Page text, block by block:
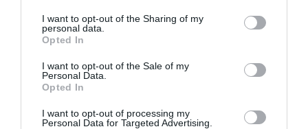
I want to opt-out of the Sharing of my
personal data.
Opted In
I want to opt-out of the Sale of my
Personal Data.
Opted In
I want to opt-out of processing my
Personal Data for Targeted Advertising.
φορμαλιστικός συγγραφέας της γενιάς του. Κύρια
επίδραση στο έργο αυτό είχαν η Άουρα του Κάρλος
Εγκλήματα της οδού Μοργκ του Έντγκαρ Άλλαν Πόε. Τα
λόγια του ίδιου του Σάδα είναι χαρακτηριστικά για το
ύφος που επέλεξε να ακολουθήσει πιστός στον τρόπο
προσέγγισης της συγγραφής: “Από τη στιγμή που